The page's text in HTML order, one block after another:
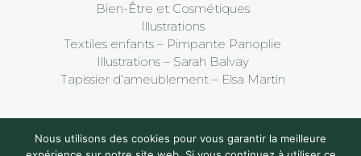
Bien-Être et Cosmétiques
Illustrations
Textiles enfants – Pimpante Panoplie
Illustrations – Sarah Balvay
Tapissier d’ameublement – Elsa Martin
Nous utilisons des cookies pour vous garantir la meilleure